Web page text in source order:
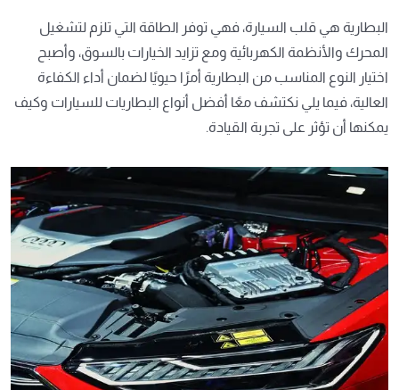
البطارية هي قلب السيارة، فهي توفر الطاقة التي تلزم لتشغيل
المحرك والأنظمة الكهربائية ومع تزايد الخيارات بالسوق، وأصبح
اختيار النوع المناسب من البطارية أمرًا حيويًا لضمان أداء الكفاءة
العالية، فيما يلي نكتشف معًا أفضل أنواع البطاريات للسيارات وكيف
يمكنها أن تؤثر على تجربة القيادة.